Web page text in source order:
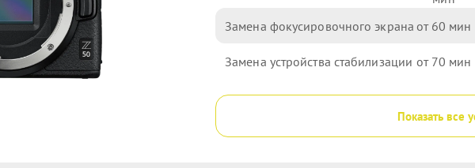
Замена фокусировочного экрана 60
Замена устройства стабилизации 70
Показать все